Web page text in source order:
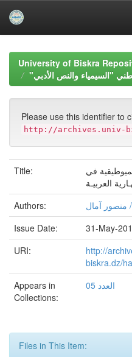
navigationUniversity of Biskra
"السيمياء والنص الأدبي
Please use this identifier to
http://archives.univ-
Title:
في
العربيـة
Authors:
منصور آمال
Issue Date:
31-May-
URI:
http://
biskra.dz/
Appears in
Collections:
العدد 05
Files in This Item: